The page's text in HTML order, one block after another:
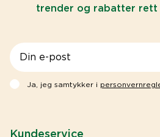
trender og rabatter rett
Ja, jeg samtykker i
Kundeservice